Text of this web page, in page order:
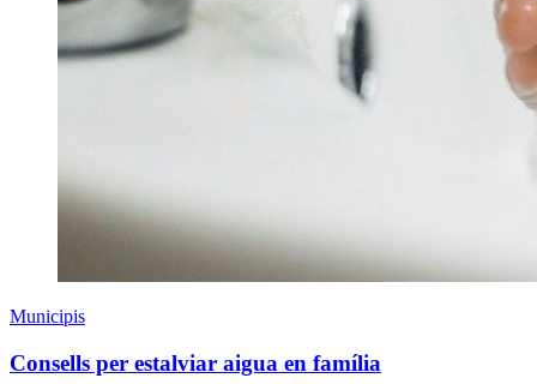
Municipis
Consells per estalviar aigua en família